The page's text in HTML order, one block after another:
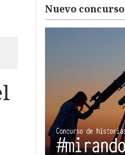
Nuevo concurso